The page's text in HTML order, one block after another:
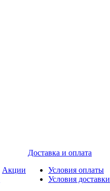
Акции
Доставка и оплата
Условия оплаты
Условия доставки